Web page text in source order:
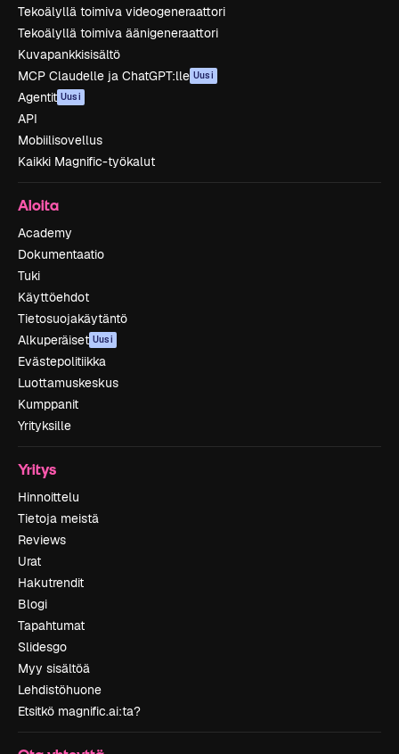
Tekoälyllä toimiva videogeneraattori
Tekoälyllä toimiva äänigeneraattori
Kuvapankkisisältö
MCP Claudelle ja ChatGPT:lle Uusi
Agentit Uusi
API
Mobiilisovellus
Kaikki Magnific-työkalut
Aloita
Academy
Dokumentaatio
Tuki
Käyttöehdot
Tietosuojakäytäntö
Alkuperäiset Uusi
Evästepolitiikka
Luottamuskeskus
Kumppanit
Yrityksille
Yritys
Hinnoittelu
Tietoja meistä
Reviews
Urat
Hakutrendit
Blogi
Tapahtumat
Slidesgo
Myy sisältöä
Lehdistöhuone
Etsitkö magnific.ai:ta?